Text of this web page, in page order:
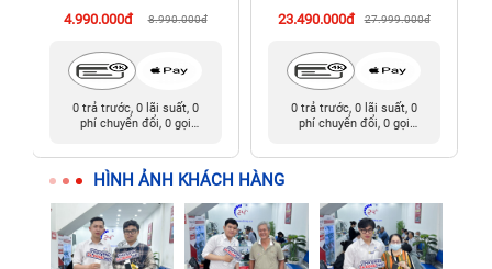
4.990.000đ 8.990.000đ
0 trả trước, 0 lãi suất, 0
phí chuyển đổi, 0 gọi
23.490.000đ 27.999.000đ
0 trả trước, 0 lãi suất, 0
phí chuyển đổi, 0 gọi
HÌNH ẢNH KHÁCH HÀNG